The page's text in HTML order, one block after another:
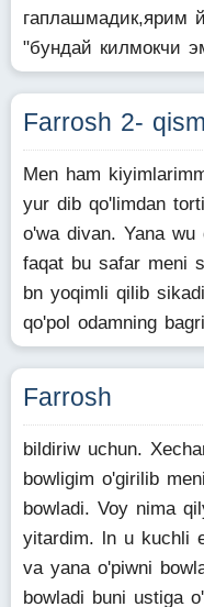
гаплашмадик,ярим
"бундай килмокчи
Farrosh 2- qism
Men ham
yur dib qo'limdan
o'wa divan. Yana
faqat bu safar meni
bn yoqimli qilib
qo'pol odamning
Farrosh
bildiriw uchun.
bowligim o'girilib
bowladi. Voy nima
yitardim. ln u kuchli
va yana o'piwni
bowladi buni ustiga